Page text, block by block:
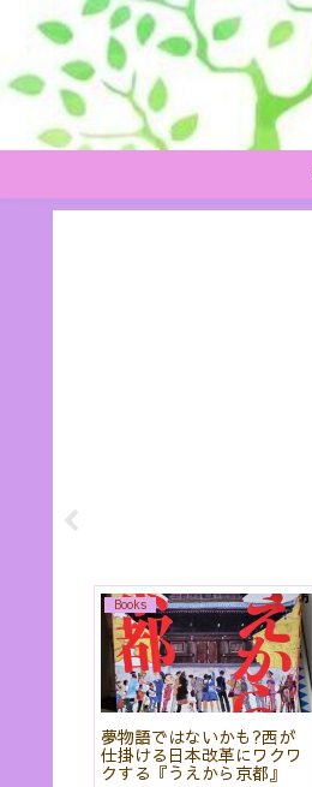
Books
夢物語ではないかも?西が
仕掛ける日本改革にワクワ
クする『うえから京都』